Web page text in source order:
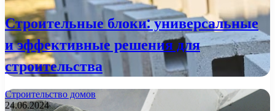
Строительные блоки: универсальные
и эффективные решения для
строительства
Строительство домов
24.06.2024